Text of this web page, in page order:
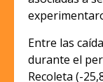
Entre las
durante el
Recoleta (-